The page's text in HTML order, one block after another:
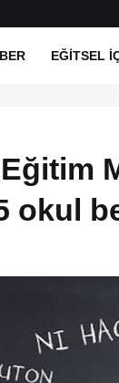
EĞITSEL
okul